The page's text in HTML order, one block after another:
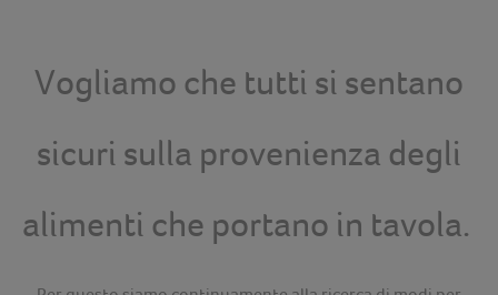
Vogliamo che tutti si sentano
sicuri sulla provenienza degli
alimenti che portano in tavola.